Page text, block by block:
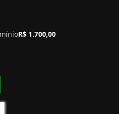
R$ 1.700,00